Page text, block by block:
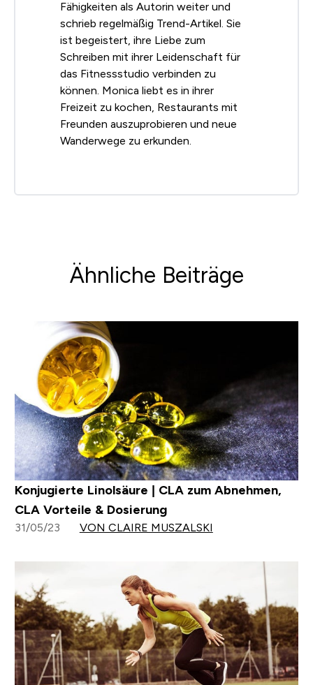
Fähigkeiten als Autorin weiter und
schrieb regelmäßig Trend-Artikel. Sie
ist begeistert, ihre Liebe zum
Schreiben mit ihrer Leidenschaft für
das Fitnessstudio verbinden zu
können. Monica liebt es in ihrer
Freizeit zu kochen, Restaurants mit
Freunden auszuprobieren und neue
Wanderwege zu erkunden.
Ähnliche Beiträge
Konjugierte Linolsäure | CLA zum Abnehmen,
CLA Vorteile & Dosierung
31/05/23 VON CLAIRE MUSZALSKI